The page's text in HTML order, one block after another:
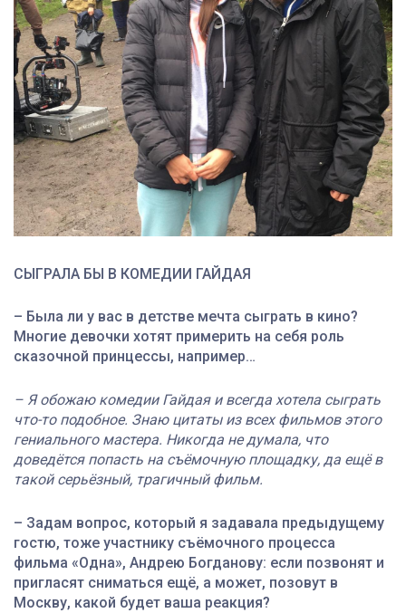
СЫГРАЛА БЫ В КОМЕДИИ ГАЙДАЯ
– Была ли у вас в детстве мечта сыграть в кино?
Многие девочки хотят примерить на себя роль
сказочной принцессы, например…
– Я обожаю комедии Гайдая и всегда хотела сыграть
что-то подобное. Знаю цитаты из всех фильмов этого
гениального мастера. Никогда не думала, что
доведётся попасть на съёмочную площадку, да ещё в
такой серьёзный, трагичный фильм.
– Задам вопрос, который я задавала предыдущему
гостю, тоже участнику съёмочного процесса
фильма «Одна», Андрею Богданову: если позвонят и
пригласят сниматься ещё, а может, позовут в
Москву, какой будет ваша реакция?